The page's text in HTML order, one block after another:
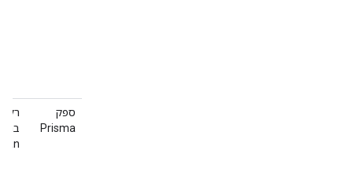
ספק
Prisma
רק